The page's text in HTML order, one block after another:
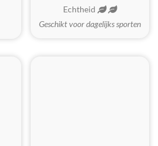
Echtheid
Geschikt voor dagelijks sporten